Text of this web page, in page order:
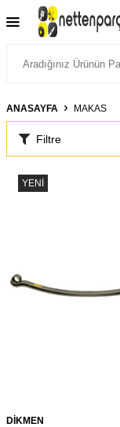
ANASAYFA MAKAS
Filtre
YENI
DİKMEN